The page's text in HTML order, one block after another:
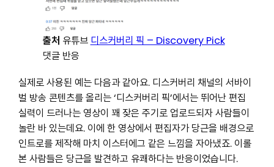
출처 유튜브 디스커버리 픽 – Discovery Pick
댓글 반응
실제로 사용된 예는 다음과 같아요. 디스커버리 채널의 서바이
벌 방송 콘텐츠를 올리는 ‘디스커버리 픽’에서는 뛰어난 편집
실력이 드러나는 영상이 꽤 잦은 주기로 업로드되자 사람들이
놀란 바 있는데요. 이에 한 영상에서 편집자가 당근을 배경으로
인트로를 제작해 마치 이스터에그 같은 느낌을 자아냈죠. 이롤
본 사람들은 당근을 발견하고 유쾌하다는 반응이었습니다.